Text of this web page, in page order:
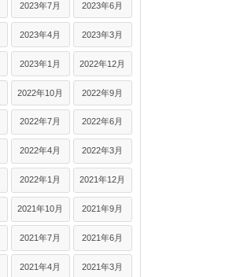
2023年7月 2023年6月
2023年4月 2023年3月
2023年1月 2022年12月
2022年10月 2022年9月
2022年7月 2022年6月
2022年4月 2022年3月
2022年1月 2021年12月
2021年10月 2021年9月
2021年7月 2021年6月
2021年4月 2021年3月